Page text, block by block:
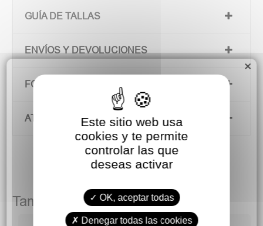
GUÍA DE TALLAS
ENVÍOS Y DEVOLUCIONES
FORMAS DE PAGO
ATENCIÓN AL CLIENTE
También podría gustarte
×
Este sitio web usa
cookies y te permite
controlar las que
deseas activar
OK, aceptar todas
Denegar todas las cookies